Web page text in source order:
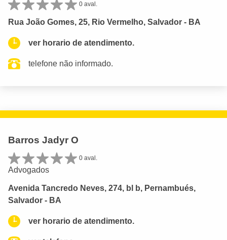
0 aval.
Rua João Gomes, 25, Rio Vermelho, Salvador - BA
ver horario de atendimento.
telefone não informado.
Barros Jadyr O
0 aval.
Advogados
Avenida Tancredo Neves, 274, bl b, Pernambués,
Salvador - BA
ver horario de atendimento.